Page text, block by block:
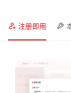
注册即用